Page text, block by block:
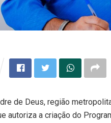
de Deus, região
autoriza a criação do